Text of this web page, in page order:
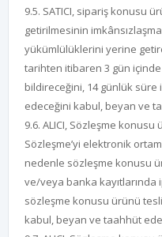
9.5. SATICI, sipariş konusu
getirilmesinin
yükümlülüklerini yerine
tarihten itibaren 3 gün içinde
bildireceğini, 14 günlük süre
edeceğini kabul, beyan ve
9.6. ALICI, Sözleşme konusu
Sözleşme’yi elektronik
nedenle sözleşme konusu
ve/veya banka kayıtlarında
sözleşme konusu ürünü
kabul, beyan ve taahhüt